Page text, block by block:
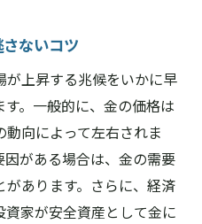
ないコツ
上昇する兆候をいかに早
。一般的に、金の価格は
向によって左右されま
がある場合は、金の需要
あります。さらに、経済
家が安全資産として金に